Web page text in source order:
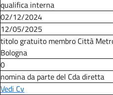
qualifica interna
02/12/2024
12/05/2025
titolo gratuito membro Città
Bologna
0
nomina da parte del Cda diretta
Vedi Cv